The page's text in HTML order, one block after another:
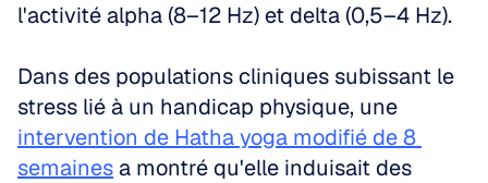
l'activité alpha (8–12 Hz) et delta (0,5–4 Hz).
Dans des populations cliniques subissant le
intervention de Hatha yoga modifié de 8
semaines a montré qu'elle induisait des